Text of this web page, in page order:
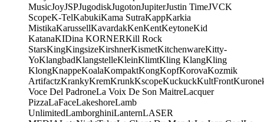
MusicJoyJSPJugodiskJugotonJupiterJustin TimeJVCK
ScopeK-TelKabukiKama SutraKappKarkia
MistikaKarussellKavardakKenKentKeytoneKid
KatanaKIDina KORNERKill Rock
StarsKingKingsizeKirshnerKismetKitchenwareKitty-
YoKlangbadKlangstelleKleinKlimtKling KlangKling
KlongKnappeKoalaKompaktKongKopfKorovaKozmik
ArtifactzKrankyKremKrunkKscopeKuckuckKultFront
Voce Del PadroneLa Voix De Son MaitreLacquer
PizzaLaFaceLakeshoreLamb
UnlimitedLamborghiniLanternLASER